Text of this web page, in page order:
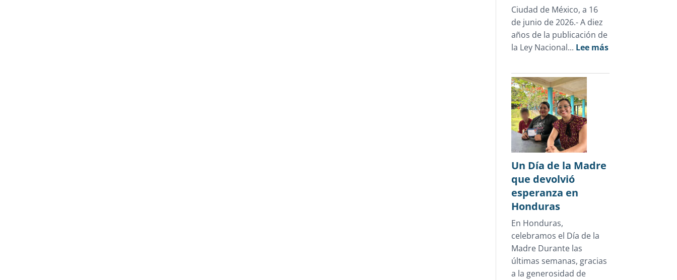
Ciudad de México, a 16
de junio de 2026.- A diez
años de la publicación de
la Ley Nacional... Lee más:
oficiales
Un Día de la Madre
que devolvió
esperanza en
Honduras
En Honduras,
celebramos el Día de la
Madre Durante las
últimas semanas, gracias
a la generosidad de